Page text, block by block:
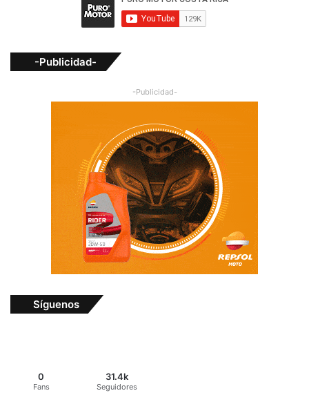
-Publicidad-
-Publicidad-
Síguenos
0
Fans
31.4k
Seguidores